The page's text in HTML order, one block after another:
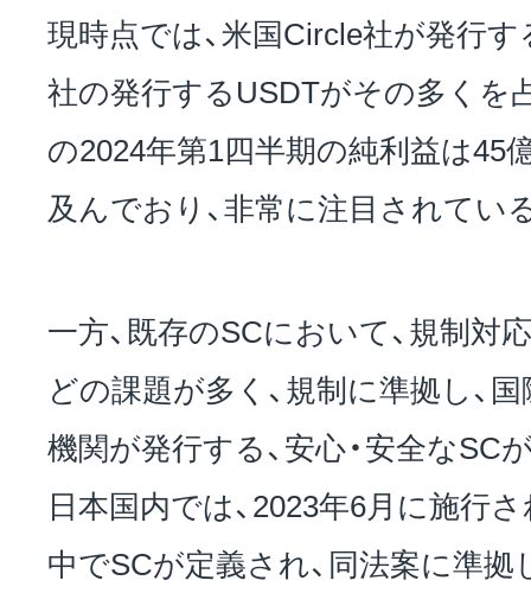
現時点では、米国Circle社が発行す
社の発行するUSDTがその多くを
の2024年第1四半期の純利益は45
及んでおり、非常に注目されてい
一方、既存のSCにおいて、規制対
どの課題が多く、規制に準拠し、
機関が発行する、安心・安全なSC
日本国内では、2023年6月に施行
中でSCが定義され、同法案に準